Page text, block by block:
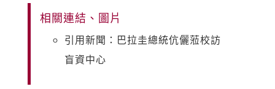
相關連結、圖片
引用新聞：巴拉圭總統伉儷蒞校訪
盲資中心